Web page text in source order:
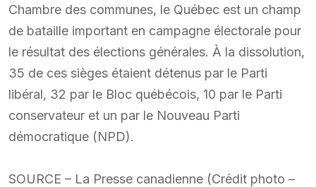
Chambre des communes, le Québec est un champ
de bataille important en campagne électorale pour
le résultat des élections générales. À la dissolution,
35 de ces sièges étaient détenus par le Parti
libéral, 32 par le Bloc québécois, 10 par le Parti
conservateur et un par le Nouveau Parti
démocratique (NPD).
SOURCE – La Presse canadienne (Crédit photo –